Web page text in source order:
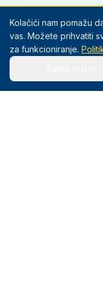
Kolačići nam pomažu
vas. Možete prihvatiti
za funkcioniranje.